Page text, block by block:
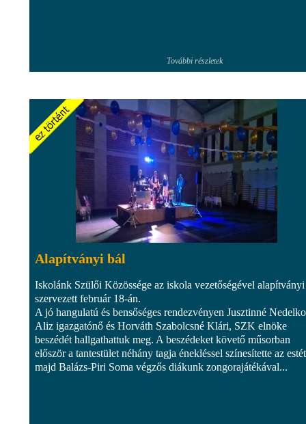
További részletek
Alapítványi bál
Iskolánk Szülői Közössége az iskola vezetőségével
szervezett február 18-án.
A jó hangulatú és bensőséges rendezvényen Jusztinné
Aliz igazgatónő és Horváth Szabolcsné Klári, SZK elnöke
beszédét hallgathattuk meg. A beszédeket követő műsorban
először a tantestület néhány tagja énekléssel színesítette az
majd Balázs-Piri Soma végzős diákunk zongorajátékával...